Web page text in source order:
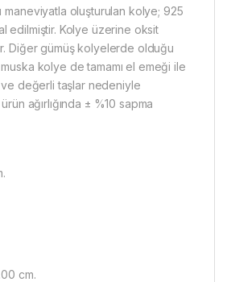
maneviyatla oluşturulan kolye; 925
edilmiştir. Kolye üzerine oksit
Diğer gümüş kolyelerde olduğu
kolye de tamamı el emeği ile
ve değerli taşlar nedeniyle
ağırlığında ± %10 sapma
cm.